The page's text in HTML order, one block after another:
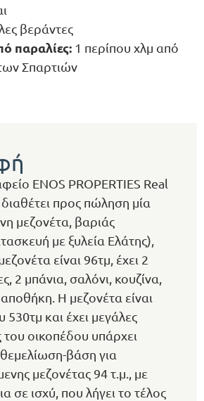
βεράντες
παραλίες: 1 περίπου χλμ από
Σπαρτιών
ENOS PROPERTIES Real
προς πώληση μία
μεζονέτα, βαριάς
με ξυλεία Ελάτης),
είναι 96τμ, έχει 2
2 μπάνια, σαλόνι, κουζίνα,
Η μεζονέτα είναι
530τμ και έχει μεγάλες
του οικοπέδου υπάρχει
βάση για
μεζονέτας 94 τ.μ., με
σε ισχύ, που λήγει το τέλος